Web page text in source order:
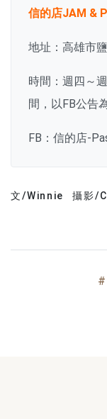
信的店JAM &
地址：高雄市
時間：週四～
間，以FB公告
FB：信的店-
文/Winnie 攝影/